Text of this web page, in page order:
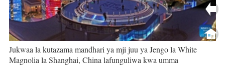
Jukwaa la kutazama mandhari ya mji juu ya Jengo la White
Magnolia la Shanghai, China lafunguliwa kwa umma